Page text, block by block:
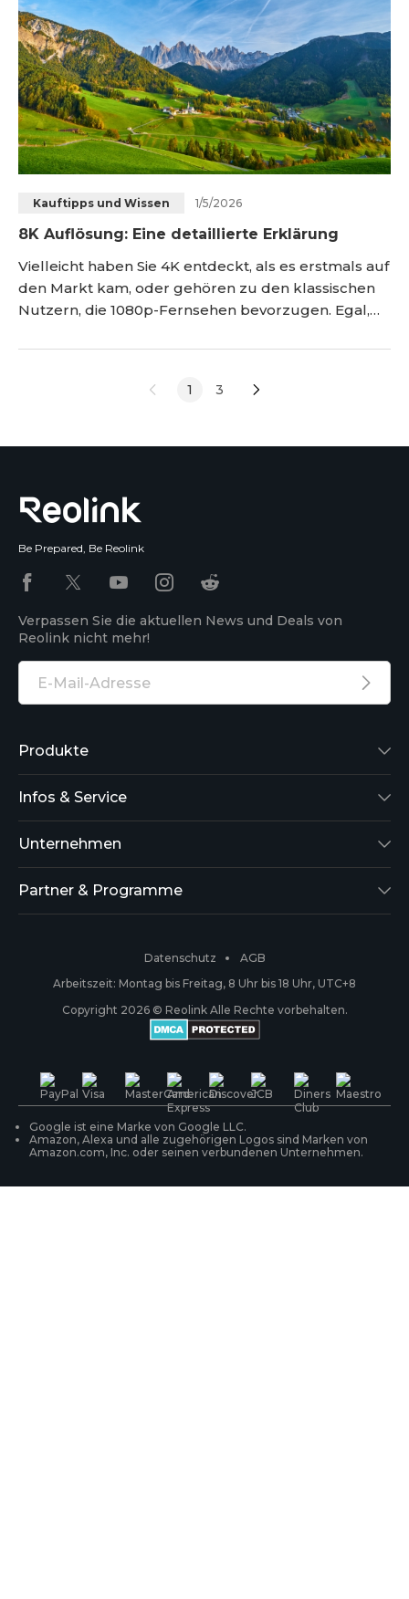
Upgrade auf
Kauftipps und Wissen 1/5/2026
8K Auflösung: Eine detaillierte Erklärung
Vielleicht haben Sie 4K entdeckt, als es erstmals auf
den Markt kam, oder gehören zu den klassischen
Nutzern, die 1080p-Fernsehen bevorzugen. Egal,
nächste große Thema steht bereits in den
1080p zu 4K für große Schlagzeilen sorgte, wird
1 3
Be Prepared, Be Reolink
Verpassen Sie die aktuellen News und Deals von
Reolink nicht mehr!
Produkte
Reolink Lumus
Argus 2
Reolink Go
RLC-410
Kabellose IP-Kameras
PoE-Kameras & NVRs
WLAN IP-Kameras
Überwachungssysteme
Infos & Service
Support
Blog
Zahlungsmethoden
Garantie & Rückgabe
Versand & Lieferung
Ihre Bestellung verfolgen
Produktregistrierung
Unternehmen
Über uns
#ReolinkCaptures
Presse & Medien
Kontakt
Partner & Programme
Geschäftspartner
Datenschutz
AGB
Arbeitszeit: Montag bis Freitag, 8 Uhr bis 18 Uhr, UTC+8
Copyright 2026 © Reolink Alle Rechte vorbehalten.
Google ist eine Marke von Google LLC.
Amazon, Alexa und alle zugehörigen Logos sind Marken von
Amazon.com, Inc. oder seinen verbundenen Unternehmen.